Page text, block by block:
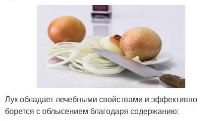
Лук обладает лечебными свойствами и эффективно
борется с облысением благодаря содержанию: